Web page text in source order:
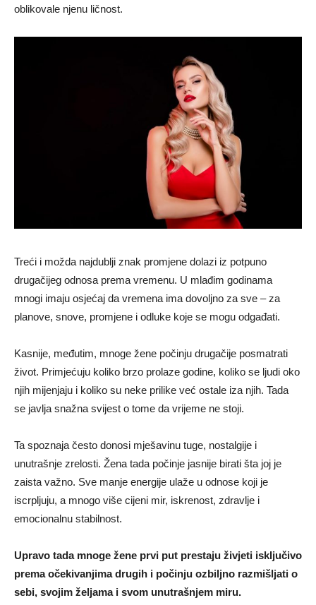
oblikovale njenu ličnost.
Treći i možda najdublji znak promjene dolazi iz potpuno
drugačijeg odnosa prema vremenu. U mlađim godinama
mnogi imaju osjećaj da vremena ima dovoljno za sve – za
planove, snove, promjene i odluke koje se mogu odgađati.
Kasnije, međutim, mnoge žene počinju drugačije posmatrati
život. Primjećuju koliko brzo prolaze godine, koliko se ljudi oko
njih mijenjaju i koliko su neke prilike već ostale iza njih. Tada
se javlja snažna svijest o tome da vrijeme ne stoji.
Ta spoznaja često donosi mješavinu tuge, nostalgije i
unutrašnje zrelosti. Žena tada počinje jasnije birati šta joj je
zaista važno. Sve manje energije ulaže u odnose koji je
iscrpljuju, a mnogo više cijeni mir, iskrenost, zdravlje i
emocionalnu stabilnost.
Upravo tada mnoge žene prvi put prestaju živjeti isključivo
prema očekivanjima drugih i počinju ozbiljno razmišljati o
sebi, svojim željama i svom unutrašnjem miru.